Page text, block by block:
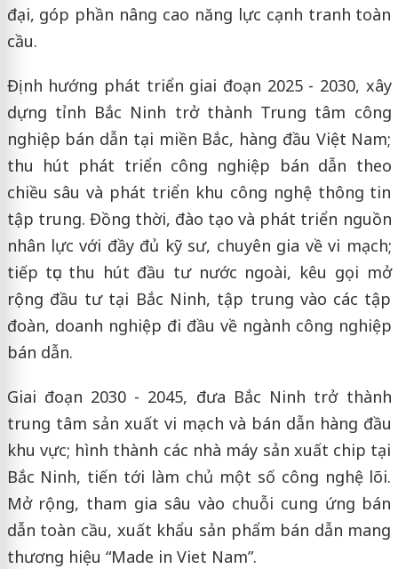
đại, góp phần nâng cao năng lực cạnh tranh toàn
cầu.
Định hướng phát triển giai đoạn 2025 - 2030, xây
dựng tỉnh Bắc Ninh trở thành Trung tâm công
nghiệp bán dẫn tại miền Bắc, hàng đầu Việt Nam;
thu hút phát triển công nghiệp bán dẫn theo
chiều sâu và phát triển khu công nghệ thông tin
tập trung. Đồng thời, đào tạo và phát triển nguồn
nhân lực với đầy đủ kỹ sư, chuyên gia về vi mạch;
tiếp tục thu hút đầu tư nước ngoài, kêu gọi mở
rộng đầu tư tại Bắc Ninh, tập trung vào các tập
đoàn, doanh nghiệp đi đầu về ngành công nghiệp
bán dẫn.
Giai đoạn 2030 - 2045, đưa Bắc Ninh trở thành
trung tâm sản xuất vi mạch và bán dẫn hàng đầu
khu vực; hình thành các nhà máy sản xuất chip tại
Bắc Ninh, tiến tới làm chủ một số công nghệ lõi.
Mở rộng, tham gia sâu vào chuỗi cung ứng bán
dẫn toàn cầu, xuất khẩu sản phẩm bán dẫn mang
thương hiệu “Made in Viet Nam”.